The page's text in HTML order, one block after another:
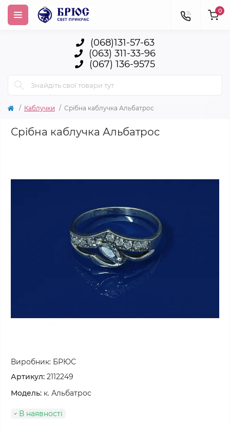
(068)131-57-63
(063) 311-33-96
(067) 136-9575
0
Каблучки Срібна каблучка Альбатрос
Срібна каблучка Альбатрос
Виробник: БРЮС
Артикул: 2112249
Модель: к. Альбатрос
В наявності